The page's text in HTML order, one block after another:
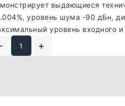
выдающиеся
уровень шума -90 дБн,
уровень входного и
+